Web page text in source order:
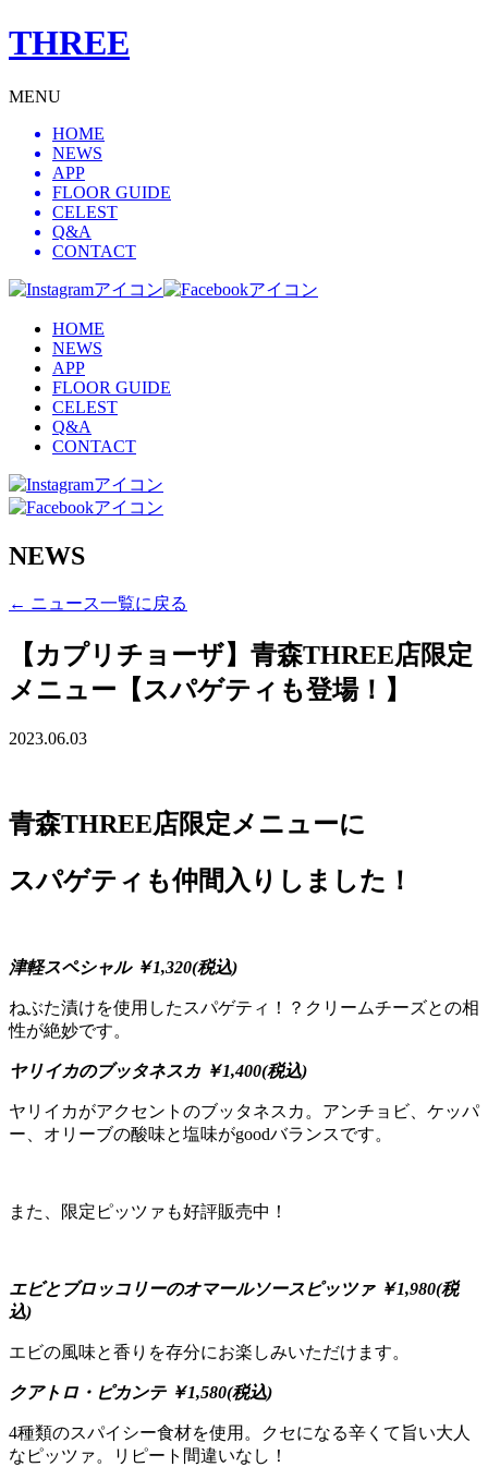
THREE
MENU
HOME
NEWS
APP
FLOOR GUIDE
CELEST
Q&A
CONTACT
HOME
NEWS
APP
FLOOR GUIDE
CELEST
Q&A
CONTACT
NEWS
← ニュース一覧に戻る
【カプリチョーザ】青森THREE店限定
メニュー【スパゲティも登場！】
2023.06.03
青森THREE店限定メニューに
スパゲティも仲間入りしました！
津軽スペシャル ￥1,320(税込)
ねぶた漬けを使用したスパゲティ！？クリームチーズとの相
性が絶妙です。
ヤリイカのブッタネスカ ￥1,400(税込)
ヤリイカがアクセントのブッタネスカ。アンチョビ、ケッパ
ー、オリーブの酸味と塩味がgoodバランスです。
また、限定ピッツァも好評販売中！
エビとブロッコリーのオマールソースピッツァ ￥1,980(税
込)
エビの風味と香りを存分にお楽しみいただけます。
クアトロ・ピカンテ ￥1,580(税込)
4種類のスパイシー食材を使用。クセになる辛くて旨い大人
なピッツァ。リピート間違いなし！